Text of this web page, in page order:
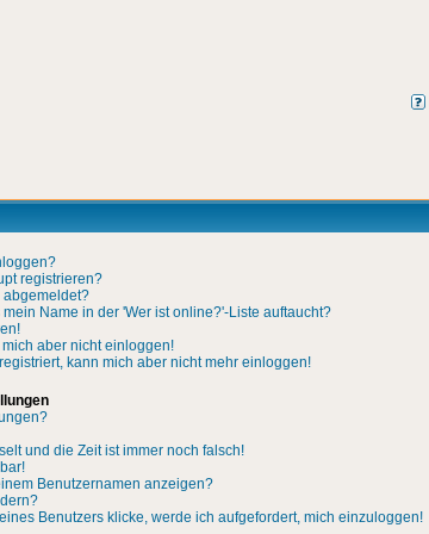
registrieren?
abgemeldet?
Name in der 'Wer ist online?'-Liste auftaucht?
aber nicht einloggen!
kann mich aber nicht mehr einloggen!
und die Zeit ist immer noch falsch!
Benutzernamen anzeigen?
Benutzers klicke, werde ich aufgefordert, mich einzuloggen!